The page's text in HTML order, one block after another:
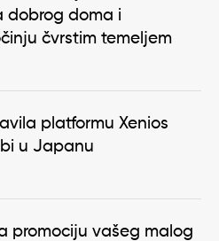
dobrog doma i
čvrstim temeljem
platformu Xenios
u Japanu
promociju vašeg malog